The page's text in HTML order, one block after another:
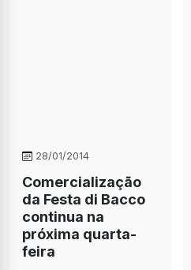
28/01/2014
Comercialização
da Festa di Bacco
continua na
próxima quarta-
feira